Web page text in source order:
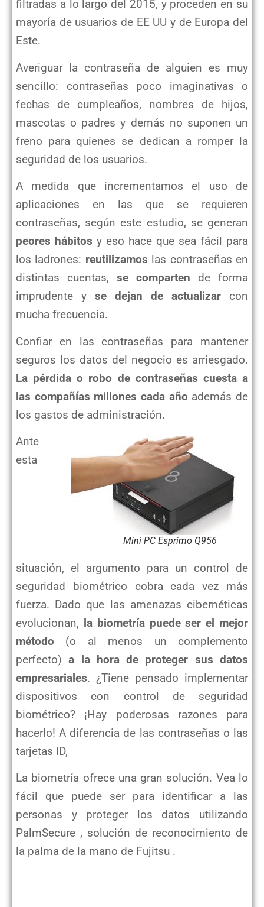
filtradas a lo largo del 2015, y proceden en su
mayoría de usuarios de EE UU y de Europa del
Este.
Averiguar la contraseña de alguien es muy
sencillo: contraseñas poco imaginativas o
fechas de cumpleaños, nombres de hijos,
mascotas o padres y demás no suponen un
freno para quienes se dedican a romper la
seguridad de los usuarios.
A medida que incrementamos el uso de
aplicaciones en las que se requieren
contraseñas, según este estudio, se generan
peores hábitos y eso hace que sea fácil para
los ladrones: reutilizamos las contraseñas en
distintas cuentas, se comparten de forma
imprudente y se dejan de actualizar con
mucha frecuencia.
Confiar en las contraseñas para mantener
seguros los datos del negocio es arriesgado.
La pérdida o robo de contraseñas cuesta a
las compañías millones cada año además de
los gastos de administración.
Mini PC Esprimo Q956
Ante
esta
situación, el argumento para un control de
seguridad biométrico cobra cada vez más
fuerza. Dado que las amenazas cibernéticas
evolucionan,
la biometría puede ser el mejor
método (o al menos un complemento
perfecto)a la hora de proteger sus datos
empresariales. ¿Tiene pensado implementar
dispositivos con control de seguridad
biométrico? ¡Hay poderosas razones para
hacerlo! A diferencia de las contraseñas o las
tarjetas ID,
La biometría ofrece una gran solución. Vea lo
fácil que puede ser para identificar a las
personas y proteger los datos utilizando
PalmSecure , solución de reconocimiento de
la palma de la mano de Fujitsu .